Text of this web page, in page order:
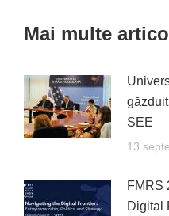
Mai multe
SEE
13
FMRS
Digital